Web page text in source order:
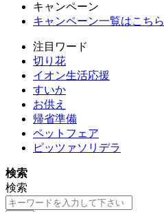
キャンペーン
キャンペーン一覧はこちら
注目ワード
切り花
イオン生活応援
すいか
お供え
帰省準備
ペットフェア
ピッツァソリデラ
検索
検索